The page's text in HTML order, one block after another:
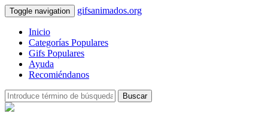
Toggle navigation gifsanimados.org
Inicio
Categorías Populares
Gifs Populares
Ayuda
Recomiéndanos
Buscar